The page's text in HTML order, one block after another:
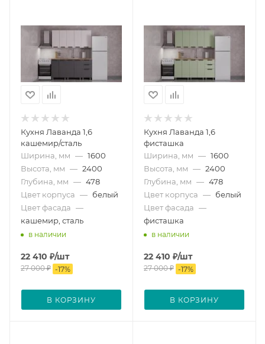
Кухня Лаванда 1,6
кашемир/сталь
Ширина, мм — 1600
Высота, мм — 2400
Глубина, мм — 478
Цвет корпуса — белый
Цвет фасада —
кашемир, сталь
в наличии
22 410 ₽/шт
27 000₽ -17%
В КОРЗИНУ
Кухня Лаванда 1,6
фисташка
Ширина, мм — 1600
Высота, мм — 2400
Глубина, мм — 478
Цвет корпуса — белый
Цвет фасада —
фисташка
в наличии
22 410 ₽/шт
27 000₽ -17%
В КОРЗИНУ